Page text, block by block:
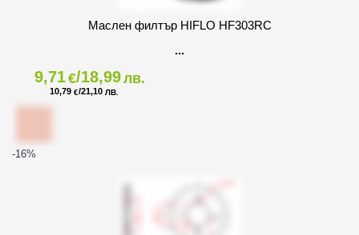
Маслен филтър HIFLO HF303RC
9,71€/18,99лв.
10,79 €/21,10 ЛВ.
-16%